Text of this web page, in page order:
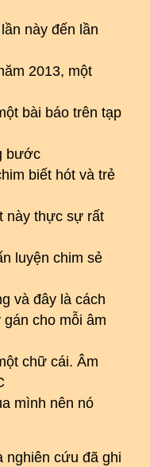
này đến lần
2013, một
bài báo trên tạp
bước
biết hót và trẻ
này thực sự rất
luyện chim sẻ
và đây là cách
cho mỗi âm
chữ cái. Âm
mình nên nó
nghiên cứu đã ghi